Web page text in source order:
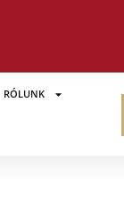
RÓLUNK